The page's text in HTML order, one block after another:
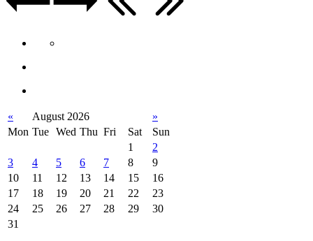
« August 2026
»
Mon Tue Wed Thu Fri Sat
Sun
1
2
3
4 5 6 7 8
9
10
11 12 13 14 15
16
17
18 19 20 21 22
23
24
25 26 27 28 29
30
31